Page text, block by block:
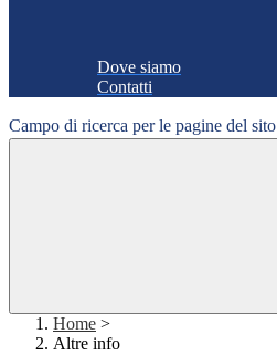
Dove siamo
Contatti
Campo di ricerca per le pagine del sito
Home >
Altre info